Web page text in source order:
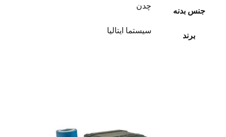
جنس بدنه
چدن
برند
سیستما ایتالیا